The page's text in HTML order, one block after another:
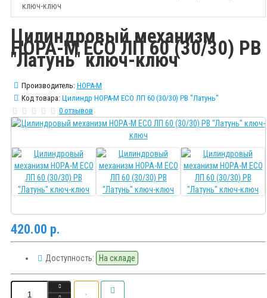
ключ-ключ
Цилиндровый механизм
НОРА-М ECO ЛП 60 (30/30) PB
"Латунь" ключ-ключ
Производитель: НОРА-М
Код товара: Цилиндр НОРА-М ECO ЛП 60 (30/30) PB "Латунь"
0 отзывов
420.00 р.
Доступность: На складе